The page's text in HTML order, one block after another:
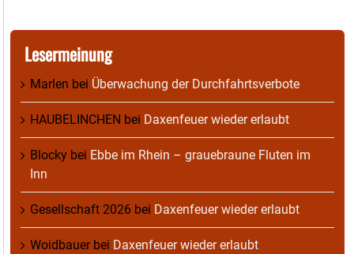
Lesermeinung
Marlen bei Überwachung der Durchfahrtsverbote
HAUBELINCHEN bei Daxenfeuer wieder erlaubt
Blocky bei Ebbe im Rhein – grauebraune Fluten im
Inn
Gesellschaft 2026 bei Daxenfeuer wieder erlaubt
Woidbauerbei Daxenfeuer wieder erlaubt